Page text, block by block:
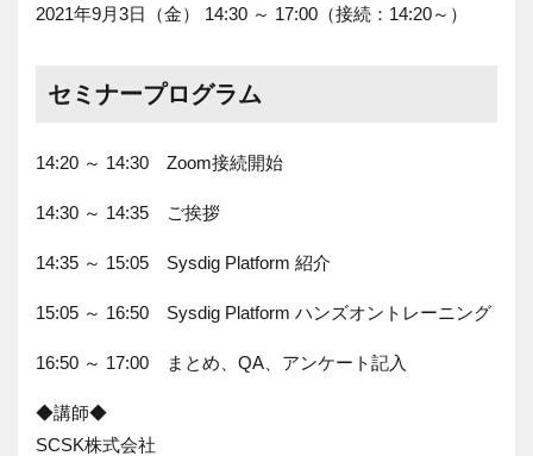
2021年9月3日（金） 14:30 ～ 17:00（接続：14:20～）
セミナープログラム
14:20 ～ 14:30 Zoom接続開始
14:30 ～ 14:35 ご挨拶
14:35 ～ 15:05 Sysdig Platform 紹介
15:05 ～ 16:50 Sysdig Platform ハンズオントレーニング
16:50 ～ 17:00 まとめ、QA、アンケート記入
◆講師◆
SCSK株式会社